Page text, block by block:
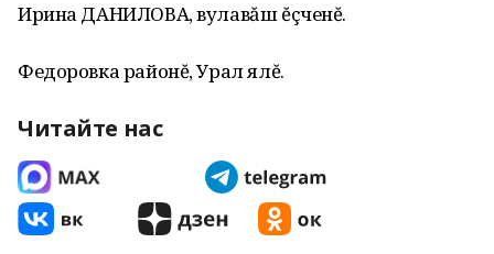
Ирина ДАНИЛОВА‚ вулавăш ĕçченĕ.
Федоровка районĕ‚ Урал ялĕ.
Читайте нас